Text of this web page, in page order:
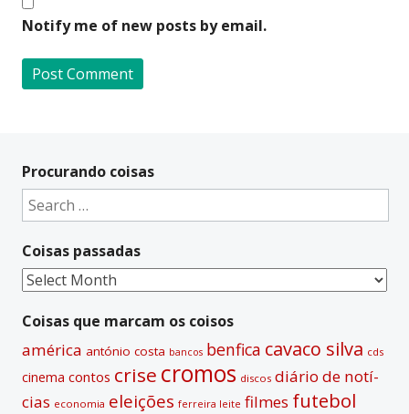
Notify me of new posts by email.
t
e
a
t
i
v
Procurando coisas
Search
for:
Coisas passadas
Coisas
Coisas que marcam os coisos
américa antónio costa bancos benfica cavaco silva cds
cinema contos crise cromos discos diário de notí­
cias economia eleições ferreira leite filmes futebol